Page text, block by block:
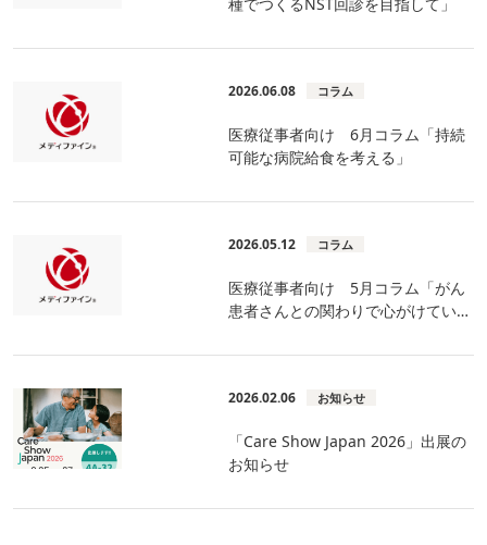
種でつくるNST回診を目指して」
2026.06.08 コラム
医療従事者向け 6月コラム「持続
可能な病院給食を考える」
2026.05.12 コラム
医療従事者向け 5月コラム「がん
患者さんとの関わりで心がけている
2026.02.06 お知らせ
「Care Show Japan 2026」出展の
お知らせ